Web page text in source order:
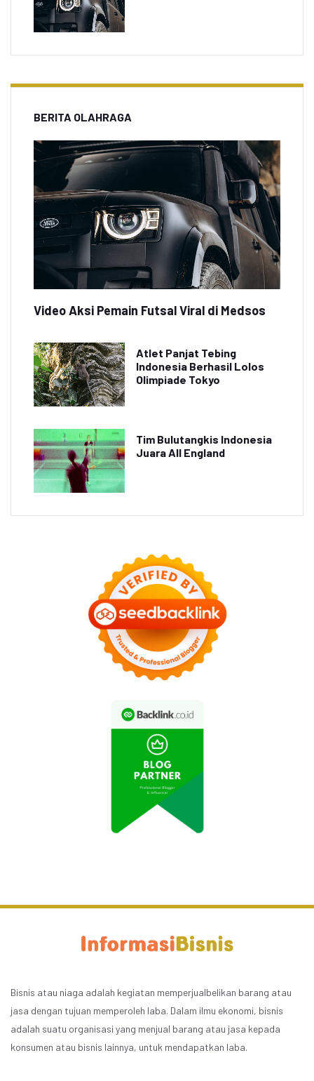
BERITA OLAHRAGA
Video Aksi Pemain Futsal Viral di Medsos
Atlet Panjat Tebing
Indonesia Berhasil Lolos
Olimpiade Tokyo
Tim Bulutangkis Indonesia
Juara All England
Bisnis atau niaga adalah kegiatan memperjualbelikan barang atau
jasa dengan tujuan memperoleh laba. Dalam ilmu ekonomi, bisnis
adalah suatu organisasi yang menjual barang atau jasa kepada
konsumen atau bisnis lainnya, untuk mendapatkan laba.